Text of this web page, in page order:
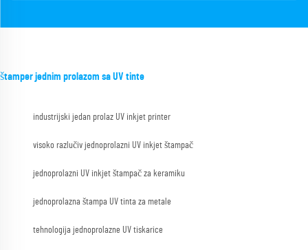
štamper jednim prolazom sa UV tinte
industrijski jedan prolaz UV inkjet printer
visoko razlučiv jednoprolazni UV inkjet štampač
jednoprolazni UV inkjet štampač za keramiku
jednoprolazna štampa UV tinta za metale
tehnologija jednoprolazne UV tiskarice